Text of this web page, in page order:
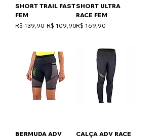
SHORT TRAIL FAST
FEM
Preço normal
R$ 139,90 Preço promocional
R$ 109,90
SHORT ULTRA
RACE FEM
Preço
R$ 169,90
BERMUDA ADV
CALÇA ADV RACE